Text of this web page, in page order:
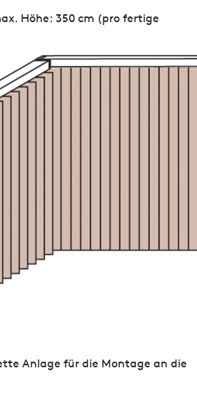
Höhe: 350 cm (pro fertige
Anlage für die Montage an die